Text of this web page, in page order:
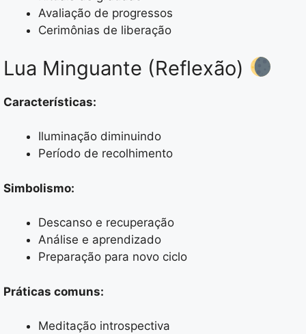
Avaliação de progressos
Cerimônias de liberação
Lua Minguante (Reflexão)
Características:
Iluminação diminuindo
Período de recolhimento
Simbolismo:
Descanso e recuperação
Análise e aprendizado
Preparação para novo ciclo
Práticas comuns:
Meditação introspectiva